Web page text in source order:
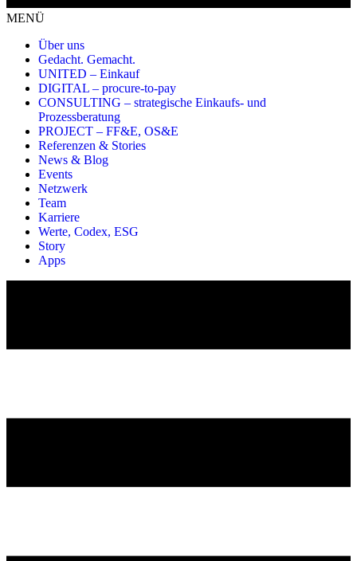
MENÜ
Über uns
Gedacht. Gemacht.
UNITED – Einkauf
DIGITAL – procure-to-pay
CONSULTING – strategische Einkaufs- und
Prozessberatung
PROJECT – FF&E, OS&E
Referenzen & Stories
News & Blog
Events
Netzwerk
Team
Karriere
Werte, Codex, ESG
Story
Apps